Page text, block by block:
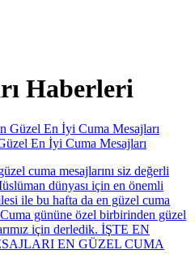
Haberleri
En İyi Cuma Mesajları
cuma mesajlarını siz değerli
dünyası için en önemli
ile bu hafta da en güzel cuma
gününe özel birbirinden güzel
için derledik. İŞTE EN
EN GÜZEL CUMA